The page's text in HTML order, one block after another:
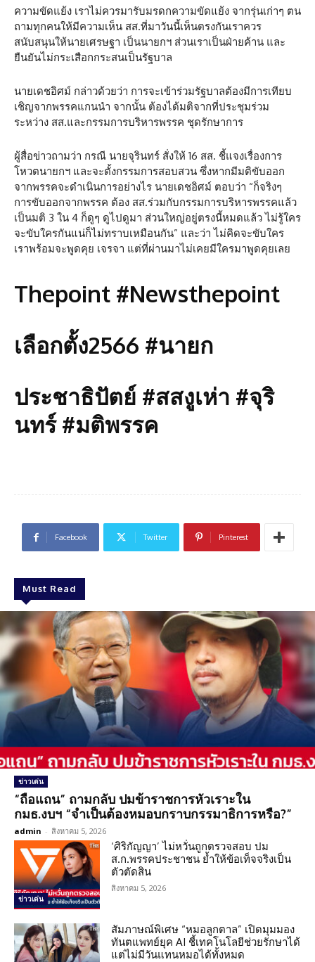
ความขัดแย้ง เราไม่ควรมารับมรดกความขัดแย้ง จากรุ่นเก่าๆ ตน
ถามทุกคนให้มีความเห็น สส.ที่มาวันนี้เห็นตรงกันเราควร
สนับสนุนให้นายเศรษฐา เป็นนายกฯ ส่วนเราเป็นฝ่ายค้าน และ
ยืนยันไม่กระเสือกกระสนเป็นรัฐบาล
นายเดชอิศม์ กล่าวด้วยว่า การจะเข้าร่วมรัฐบาลต้องมีการเทียบ
เชิญจากพรรคแกนนำ จากนั้น ต้องได้มติจากที่ประชุมร่วม
ระหว่าง สส.และกรรมการบริหารพรรค ชุดรักษาการ
ผู้สื่อข่าวถามว่า กรณี นายจุรินทร์ สั่งให้ 16 สส. ชี้แจงเรื่องการ
โหวตนายกฯ และจะตั้งกรรมการสอบสวน ซึ่งหากมีมติขับออก
จากพรรคจะดำเนินการอย่างไร นายเดชอิศม์ ตอบว่า “ก็จริงๆ
การขับออกจากพรรค ต้อง สส.ร่วมกับกรรมการบริหารพรรคแล้ว
เป็นมติ 3 ใน 4 ก็ดูๆ ดูไปดูมา ส่วนใหญ่อยู่ตรงนี้หมดแล้ว ไม่รู้ใคร
จะขับใครกันแน่ก็ไม่ทราบเหมือนกัน” และว่า ไม่คิดจะขับใคร
เราพร้อมจะพูดคุย เจรจา แต่ที่ผ่านมาไม่เคยมีใครมาพูดคุยเลย
Thepoint #Newsthepoint
เลือกตั้ง2566 #นายก
ประชาธิปัตย์ #สสงูเห่า #จุริ
นทร์ #มติพรรค
Facebook Twitter Pinterest
Must Read
ข่าวเด่น
“ถือแถน” ถามกลับ ปมข้าราชการหัวเราะใน
กมธ.งบฯ “จำเป็นต้องหมอบกราบกรรมาธิการหรือ?”
admin - สิงหาคม 5, 2026
ข่าวเด่น
‘ศิริกัญญา’ ไม่หวั่นถูกตรวจสอบ ปม
ส.ก.พรรคประชาชน ย้ำให้ข้อเท็จจริงเป็น
ตัวตัดสิน
สิงหาคม 5, 2026
สัมภาษณ์พิเศษ “หมอลูกตาล” เปิดมุมมอง
ทันตแพทย์ยุค AI ชี้เทคโนโลยีช่วยรักษาได้
แต่ไม่มีวันแทนหมอได้ทั้งหมด